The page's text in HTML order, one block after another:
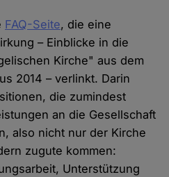
FAQ-Seite, die eine
– Einblicke in die
Kirche" aus dem
2014 – verlinkt. Darin
die zumindest
an die Gesellschaft
also nicht nur der Kirche
zugute kommen:
Unterstützung